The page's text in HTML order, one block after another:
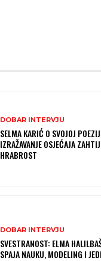
DOBAR INTERVJU
SELMA KARIĆ O SVOJOJ
IZRAŽAVANJE OSJEĆAJA
HRABROST
DOBAR INTERVJU
SVESTRANOST: ELMA
SPAJA NAUKU, MODELING I